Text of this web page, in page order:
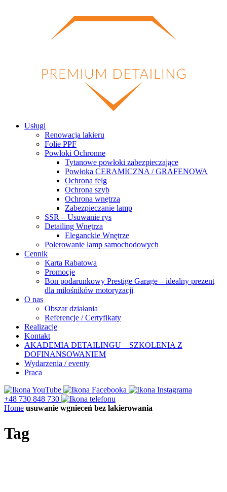
Usługi
Renowacja lakieru
Folie PPF
Powłoki Ochronne
Tytanowe powłoki zabezpieczające
Powłoka CERAMICZNA / GRAFENOWA
Ochrona felg
Ochrona szyb
Ochrona wnętrza
Zabezpieczanie lamp
SSR – Usuwanie rys
Detailing Wnętrza
Eleganckie Wnętrze
Polerowanie lamp samochodowych
Cennik
Karta Rabatowa
Promocje
Bon podarunkowy Prestige Garage – idealny prezent
dla miłośników motoryzacji
O nas
Obszar działania
Referencje / Certyfikaty
Realizacje
Kontakt
AKADEMIA DETAILINGU – SZKOLENIA Z
DOFINANSOWANIEM
Wydarzenia / eventy
Praca
+48 730 848 730
Home usuwanie wgnieceń bez lakierowania
Tag